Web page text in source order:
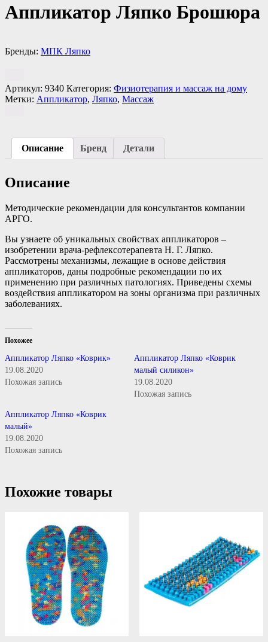
Аппликатор Ляпко Брошюра
Бренды: МПК Ляпко
Артикул: 9340 Категория: Физиотерапия и массаж на дому
Метки: Аппликатор, Ляпко, Массаж
Описание Бренд Детали
Описание
Методические рекомендации для консультантов компании
АРГО.
Вы узнаете об уникальных свойствах аппликаторов –
изобретении врача-рефлексотерапевта Н. Г. Ляпко.
Рассмотрены механизмы, лежащие в основе действия
аппликаторов, даны подробные рекомендации по их
применению при различных патологиях. Приведены схемы
воздействия аппликатором на зоны организма при различных
заболеваниях.
Похожее
Аппликатор Ляпко «Коврик»
19.08.2020
Похожая запись
Аппликатор Ляпко «Коврик
малый силикон»
19.08.2020
Похожая запись
Аппликатор Ляпко «Коврик
малый»
19.08.2020
Похожая запись
Похожие товары